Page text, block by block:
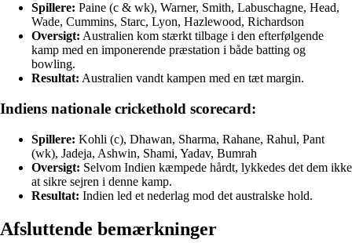
Spillere: Paine (c & wk), Warner, Smith, Labuschagne, Head,
Wade, Cummins, Starc, Lyon, Hazlewood, Richardson
Oversigt: Australien kom stærkt tilbage i den efterfølgende
kamp med en imponerende præstation i både batting og
bowling.
Resultat: Australien vandt kampen med en tæt margin.
Indiens nationale crickethold scorecard:
Spillere: Kohli (c), Dhawan, Sharma, Rahane, Rahul, Pant
(wk), Jadeja, Ashwin, Shami, Yadav, Bumrah
Oversigt: Selvom Indien kæmpede hårdt, lykkedes det dem ikke
at sikre sejren i denne kamp.
Resultat: Indien led et nederlag mod det australske hold.
Afsluttende bemærkninger